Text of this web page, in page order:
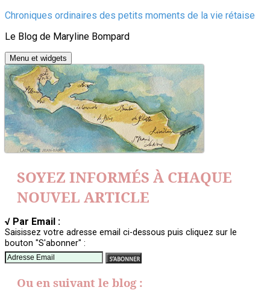
Aller
contenu
Chroniques ordinaires des petits moments de la vie rétaise
Le Blog de Maryline Bompard
Menu et widgets
SOYEZ INFORMÉS À CHAQUE
NOUVEL ARTICLE
√ Par Email :
Saisissez votre adresse email ci-dessous puis cliquez sur le
bouton "S'abonner" :
Ou en suivant le blog :